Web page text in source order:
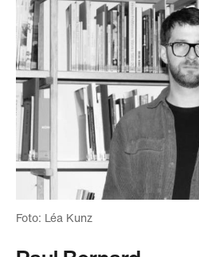
Foto: Léa Kunz